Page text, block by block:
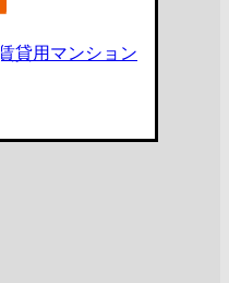
賃貸用マンション